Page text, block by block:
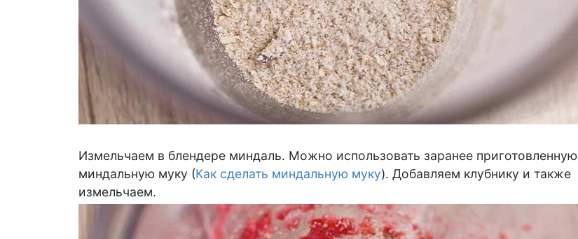
Измельчаем в блендере миндаль. Можно использовать заранее приготовленную
миндальную муку (Как сделать миндальную муку). Добавляем клубнику и также
измельчаем.